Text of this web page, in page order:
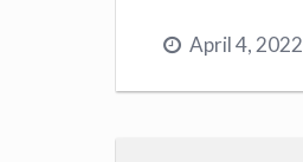
April 4, 2022